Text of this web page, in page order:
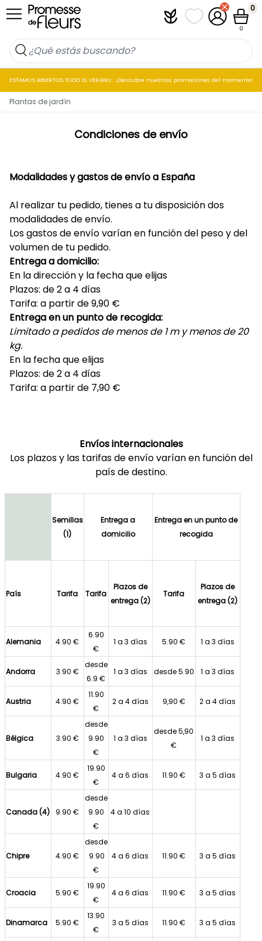
Ir al contenido PlantfitMis listas de
Mi cuenta
Cesta
0
0
ESTAMOS ABIERTOS TODO EL VERANO : ¡Descubre nuestras promociones del momento!
Plantas de jardín
Condiciones de envío
Modalidades y gastos deenvío a España
Al realizar tu pedido, tienes a tu disposición dos
modalidades de envío.
Los gastos de envío varían en función del peso y del
volumen de tu pedido.
Entrega a domicilio:
En la dirección y la fecha que elijas
Plazos: de 2 a 4 días
Tarifa: a partir de 9,90 €
Entrega en un punto de recogida:
Limitado a pedidos de menos de 1 m y menos de 20
kg.
En la fecha que elijas
Plazos: de 2 a 4 días
Tarifa: a partir de 7,90 €
Envíos internacionales
Los plazos y las tarifas de envío varían en función del
país de destino.
Semillas
(1)
Entrega a
domicilio
Entrega en un punto de
recogida
País Tarifa Tarifa
Plazos de
entrega (2)
Tarifa
Plazos de
entrega (2)
Alemania 4.90 €
6.90
€
1 a 3 días 5.90 € 1 a 3 días
Andorra 3.90 €
desde
6.9 €
1 a 3 días desde 5.90 1 a 3 días
Austria 4.90 €
11.90
€
2 a 4 días 9,90 € 2 a 4 días
Bélgica 3.90 €
desde
9.90
€
1 a 3 días
desde 5,90
€
1 a 3 días
Bulgaria 4.90 €
19.90
€
4 a 6 días 11.90 € 3 a 5 días
Canada (4) 9.90 €
desde
9.90
€
4 a 10 días
Chipre 4.90 €
desde
9.90
€
4 a 6 días 11.90 € 3 a 5 días
Croacia 5.90 €
19.90
€
4 a 6 días 11.90 € 3 a 5 días
Dinamarca 5.90 €
13.90
€
3 a 5 días 11.90 € 3 a 5 días